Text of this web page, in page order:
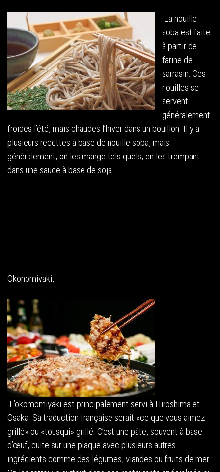
La nouille
soba est faite
à partir de
farine de
sarrasin. Ces
nouilles se
servent
généralement
froides l’été, mais chaudes l’hiver dans un bouillon. Il y a
plusieurs recettes à base de nouille soba, mais
généralement, on les mange tels quels, en les trempant
dans une sauce à base de soja.
Okonomiyaki,
L’okomomiyaki est principalement servi à Hiroshima et
Osaka. Sa traduction française serait «ce que vous aimez
grillé» ou «tousqui» grillé. C’est une pâte, souvent à base
d’œuf, cuite sur une plaque avec plusieurs autres
ingrédients comme des légumes, viandes ou fruits de mer.